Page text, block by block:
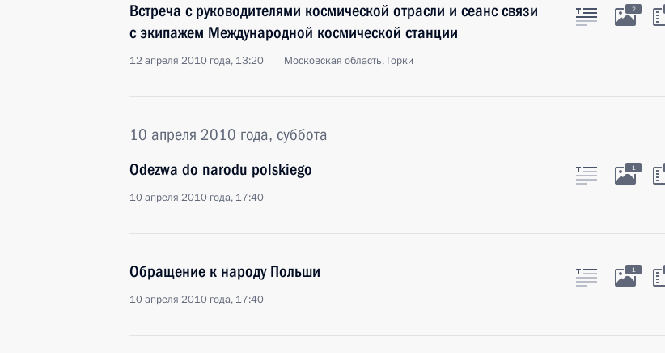
Встреча с руководителями космической отрасли и сеанс связи
с экипажем Международной космической станции
12 апреля 2010 года, 13:20 Московская область, Горки
2
10 апреля 2010 года, суббота
Odezwa do narodu polskiego
10 апреля 2010 года, 17:40
1
Обращение к народу Польши
10 апреля 2010 года, 17:40
1